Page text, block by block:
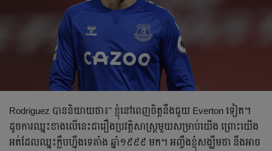
Rodriguez បាន​និយាយ​ថា​៖" ខ្ញុំ​នៅ​ពេញ​ចិត្ត​នឹង​ជួយ​ Everton ទៀត​។
ដូច​ការ​ឈ្នះ​ខាង​លើ​នេះ​ជា​រឿង​ប្រវត្តិសាស្ត្រ​មួយ​សម្រាប់​យើង​ ព្រោះ​យើង​
អត់​ដែល​ឈ្នះ​ក្លឹប​ហ្នឹង​ទេ​តាំង​ ឆ្នាំ១៩៩៩ មក​។ អញ្ចឹង​ខ្ញុំ​សង្ឃឹម​ថា​ នឹង​អាច​